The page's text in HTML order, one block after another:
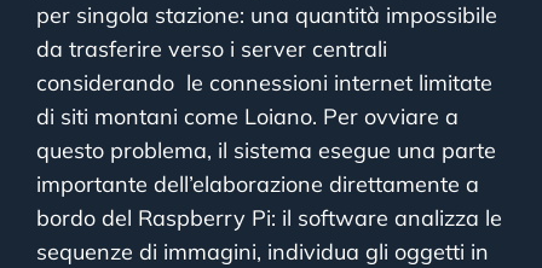
per singola stazione: una quantità impossibile
da trasferire verso i server centrali
considerando le connessioni internet limitate
di siti montani come Loiano. Per ovviare a
questo problema, il sistema esegue una parte
importante dell’elaborazione direttamente a
bordo del Raspberry Pi: il software analizza le
sequenze di immagini, individua gli oggetti in